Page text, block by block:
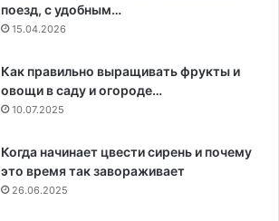
поезд, с удобным…
15.04.2026
Как правильно выращивать фрукты и
овощи в саду и огороде…
10.07.2025
Когда начинает цвести сирень и почему
это время так завораживает
26.06.2025